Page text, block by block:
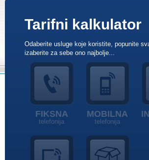
Tarifni kalkulator
Odaberite usluge koje koristite, popunite
izaberite za sebe ono najbolje...
FIKSNA
telefonija
MOBILNA
telefonija